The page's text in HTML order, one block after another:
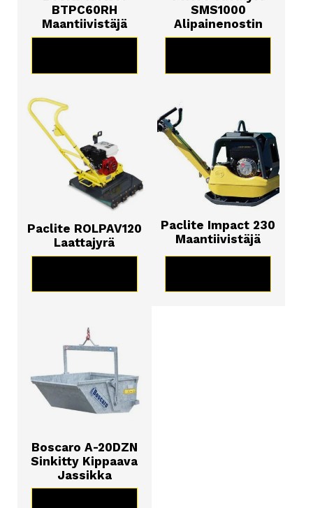
BTPC60RH
Maantiivistäjä
SMS1000
Alipainenostin
Paclite ROLPAV120
Laattajyrä
Paclite Impact 230
Maantiivistäjä
Boscaro A-20DZN
Sinkitty Kippaava
Jassikka